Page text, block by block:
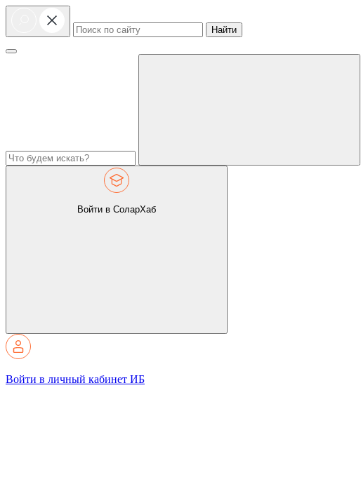
Найти
Войти в СоларХаб
Войти в личный кабинет ИБ